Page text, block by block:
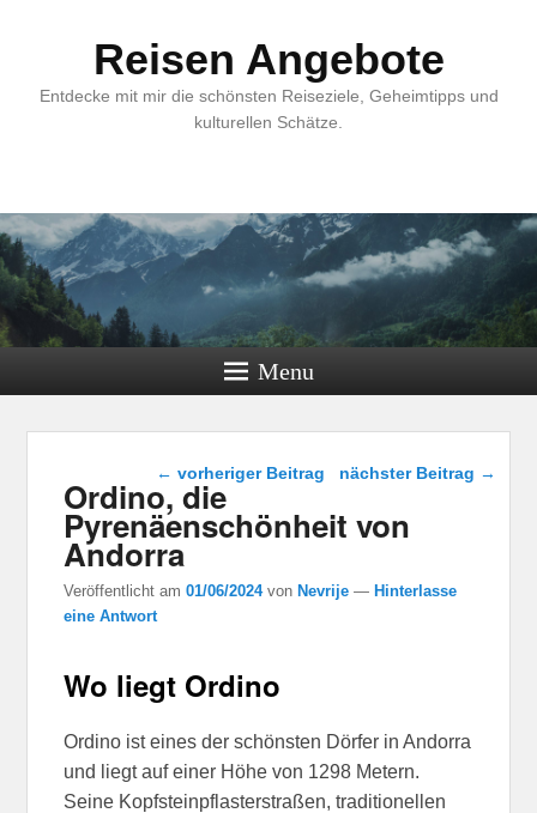
Reisen Angebote
Entdecke mit mir die schönsten Reiseziele, Geheimtipps und
kulturellen Schätze.
Menu
Beitragsnavigation
← vorheriger Beitrag nächster Beitrag →
Ordino, die
Pyrenäenschönheit von
Andorra
Veröffentlicht am01/06/2024 vonNevrije —Hinterlasse
eine Antwort
Wo liegt Ordino
Ordino ist eines der schönsten Dörfer in Andorra
und liegt auf einer Höhe von 1298 Metern.
Seine Kopfsteinpflasterstraßen, traditionellen